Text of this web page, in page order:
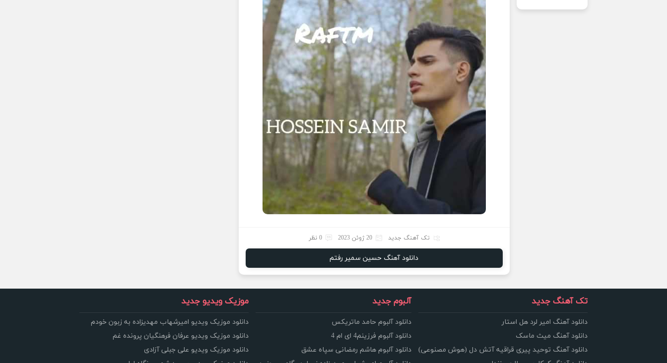
تک آهنگ جدید 20 ژوئن 2023 0 نظر
دانلود آهنگ حسین سمیر رفتم
تک آهنگ جدید
دانلود آهنگ امیر لرد هل استار
دانلود آهنگ میث ماسک
دانلود آهنگ توحید پیری قراقیه آتش دل (هوش مصنوعی)
آلبوم جدید
دانلود آلبوم حامد ماتریکس
دانلود آلبوم فرزینم4 ای ام 4
دانلود آلبوم هاشم رمضانی سپاه عشق
موزیک ویدیو جدید
دانلود موزیک ویدیو امیرشهاب مهدیزاده به زبون خودم
دانلود موزیک ویدیو عرفان فرهنگیان پرونده غم
دانلود موزیک ویدیو علی جبلی آزادی